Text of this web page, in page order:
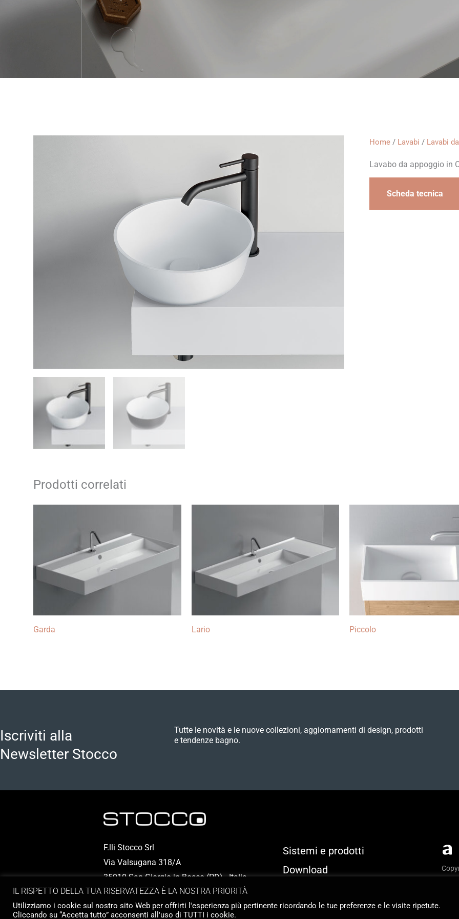
Home/ Lavabi / Lavabi
Lavabo da appoggio in
Scheda tecnica
Prodotti correlati
Garda Lario Piccolo
Iscriviti alla
Newsletter Stocco
Tutte le novità e le nuove collezioni, aggiornamenti di design, prodotti
e tendenze bagno.
F.lli Stocco Srl
Via Valsugana 318/A
35010 San Giorgio in Bosco (PD) - Italia
P.IVA 00324950286
Sistemi e prodotti
Download
Contatti
IL RISPETTO DELLA TUA RISERVATEZZA È LA NOSTRA PRIORITÀ
Utilizziamo i cookie sul nostro sito Web per offrirti l'esperienza più pertinente ricordando le tue preferenze e le visite ripetute.
Cliccando su “Accetta tutto” acconsenti all'uso di TUTTI i cookie.